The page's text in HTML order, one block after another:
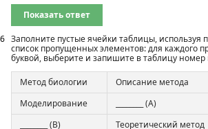
Показать ответ
6 Заполните пустые ячейки таблицы,
список пропущенных элементов: для каждого
буквой, выберите и запишите в таблицу
Метод биологии Описание метода
Моделирование
________ (А)
________ (В)
Теоретический метод